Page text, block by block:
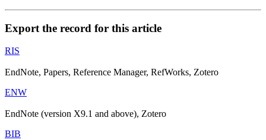
Export the record for this article
RIS
EndNote, Papers, Reference Manager, RefWorks, Zotero
ENW
EndNote (version X9.1 and above), Zotero
BIB